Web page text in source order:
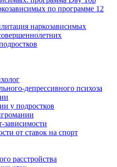
по программе 12
наркозависимых
депрессивного психоза
у подростков
зависимости
от ставок на спорт
расстройства